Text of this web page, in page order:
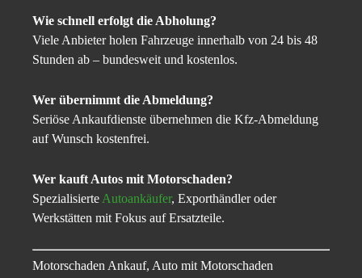
Wie schnell erfolgt die Abholung?
Viele Anbieter holen Fahrzeuge innerhalb von 24 bis 48
Stunden ab – bundesweit und kostenlos.
Wer übernimmt die Abmeldung?
Seriöse Ankaufdienste übernehmen die Kfz-Abmeldung
auf Wunsch kostenfrei.
Wer kauft Autos mit Motorschaden?
Spezialisierte Autoankäufer, Exporthändler oder
Werkstätten mit Fokus auf Ersatzteile.
Motorschaden Ankauf, Auto mit Motorschaden